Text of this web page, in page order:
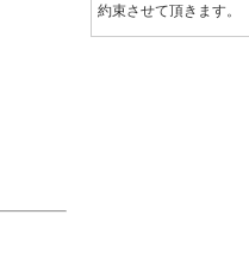
約束させて頂きます。